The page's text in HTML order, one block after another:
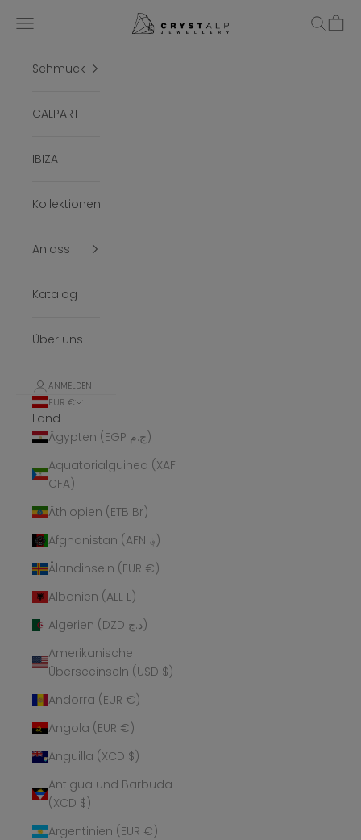
crystalpjewelry
Menü Suchen
Schmuck
CALPART
IBIZA
Kollektionen
Anlass
Katalog
Über uns
ANMELDEN
EUR €
Land
Ägypten (EGP ج.م)
Äquatorialguinea (XAF
CFA)
Äthiopien (ETB Br)
Afghanistan (AFN ؋)
Ålandinseln (EUR €)
Albanien (ALL L)
Algerien (DZD د.ج)
Amerikanische
Überseeinseln (USD $)
Andorra (EUR €)
Angola (EUR €)
Anguilla (XCD $)
Antigua und Barbuda
(XCD $)
Argentinien (EUR €)